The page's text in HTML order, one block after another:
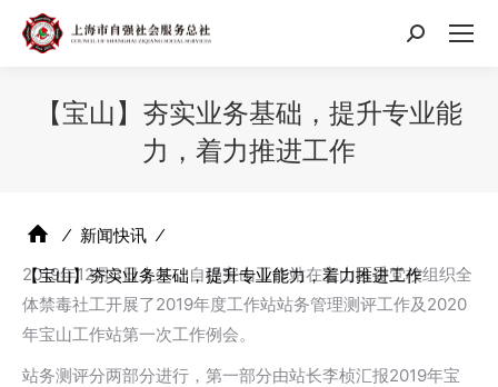
搜
【宝山】夯实业务基础，提升专业能
力，着力推进工作
⁄ 新闻快讯 ⁄
【宝山】夯实业务基础，提升专业能力，着力推进工作
2019年12月3日上午，自强宝山工作站在宝山区委党校组织全
体禁毒社工开展了2019年度工作站站务管理测评工作及2020
年宝山工作站第一次工作例会。
站务测评分两部分进行，第一部分由站长李桢汇报2019年宝